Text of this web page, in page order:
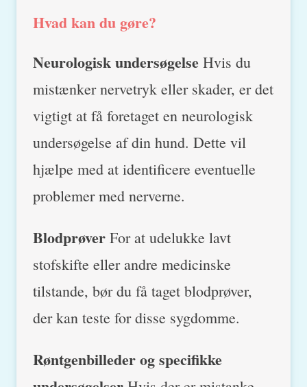
Hvad kan du gøre?
Neurologisk undersøgelse Hvis du
mistænker nervetryk eller skader, er det
vigtigt at få foretaget en neurologisk
undersøgelse af din hund. Dette vil
hjælpe med at identificere eventuelle
problemer med nerverne.
Blodprøver For at udelukke lavt
stofskifte eller andre medicinske
tilstande, bør du få taget blodprøver,
der kan teste for disse sygdomme.
Røntgenbilleder og specifikke